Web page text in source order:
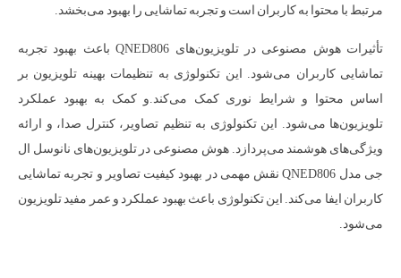
مرتبط با محتوا به کاربران است و تجربه تماشایی را بهبود می‌بخشد.
تأثیرات هوش مصنوعی در تلویزیون‌های QNED806 باعث بهبود تجربه
تماشایی کاربران می‌شود. این تکنولوژی به تنظیمات بهینه تلویزیون بر
اساس محتوا و شرایط نوری کمک می‌کند.و کمک به بهبود عملکرد
تلویزیون‌ها می‌شود. این تکنولوژی به تنظیم تصاویر، کنترل صدا، و ارائه
ویژگی‌های هوشمند می‌پردازد. هوش مصنوعی در تلویزیون‌های نانوسل ال
جی مدل QNED806 نقش مهمی در بهبود کیفیت تصاویر و تجربه تماشایی
کاربران ایفا می‌کند. این تکنولوژی باعث بهبود عملکرد و عمر مفید تلویزیون
می‌شود.